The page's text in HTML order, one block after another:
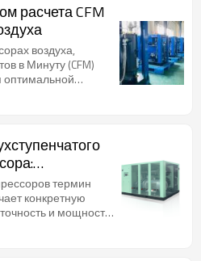
расчета CFM
воздуха,
в Минуту (CFM)
оптимальной
собой
CFM для
с точностью
термин
конкретную
и мощность
поглубже